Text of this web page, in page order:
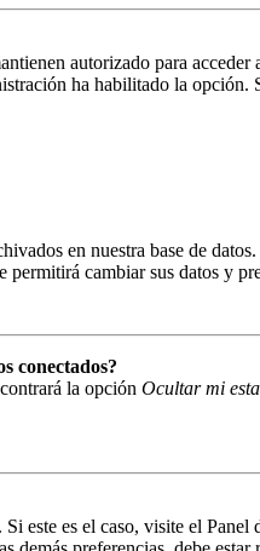
autorizado para
ha habilitado la
en nuestra base de
permitirá cambiar sus datos y
conectados?
la opción Ocultar mi
este es el caso, visite el